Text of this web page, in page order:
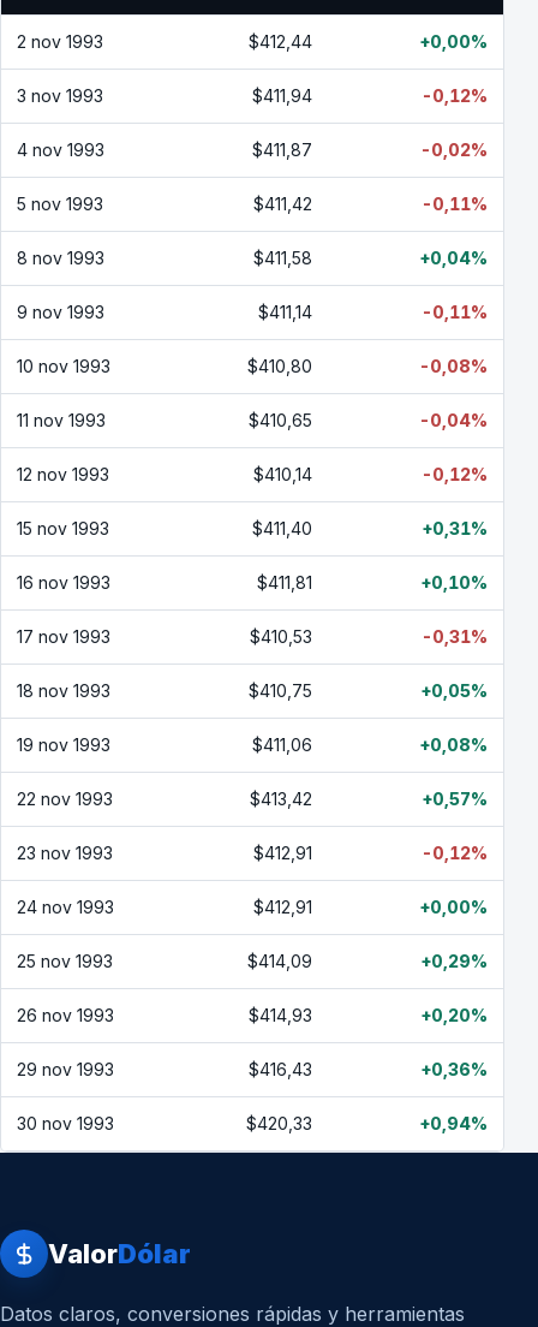
2 nov 1993 $412,44 +0,00%
3 nov 1993 $411,94 -0,12%
4 nov 1993 $411,87 -0,02%
5 nov 1993 $411,42 -0,11%
8 nov 1993 $411,58 +0,04%
9 nov 1993 $411,14 -0,11%
10 nov 1993 $410,80 -0,08%
11 nov 1993 $410,65 -0,04%
12 nov 1993 $410,14 -0,12%
15 nov 1993 $411,40 +0,31%
16 nov 1993 $411,81 +0,10%
17 nov 1993 $410,53 -0,31%
18 nov 1993 $410,75 +0,05%
19 nov 1993 $411,06 +0,08%
22 nov 1993 $413,42 +0,57%
23 nov 1993 $412,91 -0,12%
24 nov 1993 $412,91 +0,00%
25 nov 1993 $414,09 +0,29%
26 nov 1993 $414,93 +0,20%
29 nov 1993 $416,43 +0,36%
30 nov 1993 $420,33 +0,94%
ValorDólar
Datos claros, conversiones rápidas y herramientas